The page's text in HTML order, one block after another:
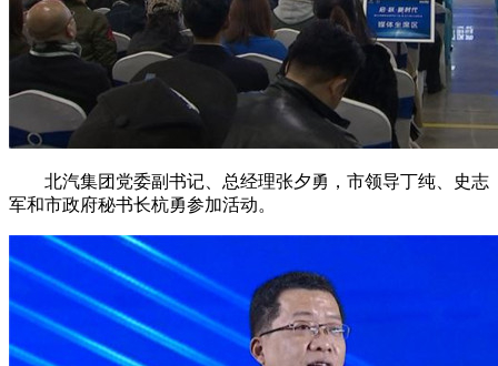
北汽集团党委副书记、总经理张夕勇，市领导丁纯、史志
军和市政府秘书长杭勇参加活动。